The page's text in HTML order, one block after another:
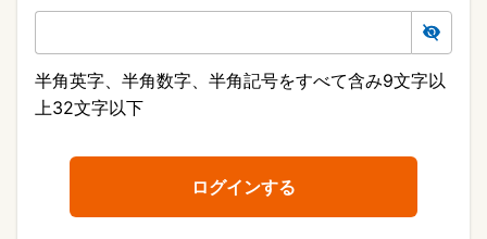
半角英字、半角数字、半角記号をすべて含み9文字以
上32文字以下